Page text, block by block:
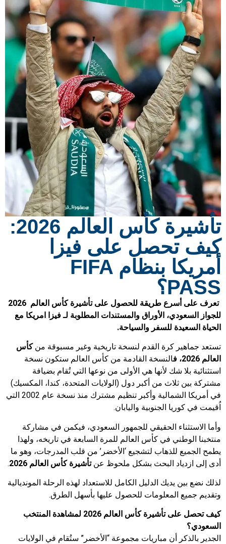
تأشيرة كأس العالم 2026:
كيف تحصل على فيزا
أمريكا بنظام FIFA
PASS؟
تعرف على أسرع طريقة للحصول علىتأشيرة كأس العالم 2026
للجواز السعودي، الأوراق والمستندات المطلوبة لـ فيزا امريكا مع
الحياة السعيدة للسفر والسياحة.
تستعد جماهير كرة القدم لنسخة تاريخية وغير مسبوقة منكأس
العالم 2026، ف
النسخة القادمة من كأس العالم ستكون نسخة
استثنائية بلا شك لأنها هي الأولى من نوعها التي تُقام بضيافة
مشتركة بين ثلاث من أكبر دول (الولايات المتحدة، كندا، المكسيك)
في أمريكا الشمالية وأكبر تنظيم مشترك منذ نسخة عام 2002 التي
اُقيمت في كوريا الجنوبية واليابان.
وأما الاستثناء الحقيقي للجمهور السعودي، فيكمن في مشاركة
منتخبنا الوطني في كأس العالم للمرة السابعة في تاريخه، ولهذا
يطمح الجميع للذهاب لتشجيع ‘الأخضر’ من قلب المدرجات، وهو ما
أدى إلى ازدياد البحث بشكل ملحوظ عنتأشيرة كأس العالم 2026 .
لذلك نضع بين يديك الدليل الكامل للاستعداد لهذه الرحلة المونديالية
وتقديم جميع المعلومات للحصول عليها بأسهل الطرق.
كيف تحصل على تأشيرة كأس العالم 2026 لمشاهدة المنتخب
السعودي؟
الجدير بالذكر أن مباريات مجموعة “الأخضر” ستُقام في الولايات